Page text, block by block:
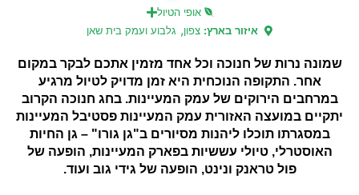
אופי הטיול
איזור בארץ: צפון, גלבוע ועמק בית שאן
שמונה נרות של חנוכה וכל אחד מזמין אתכם לבקר במקום
אחר. התקופה הנוכחית היא זמן מדויק לטיול מרגיע
במרחבים הירוקים של עמק המעיינות. בחג חנוכה הקרוב
יתקיים במועצה האזורית עמק המעיינות פסטיבל המעיינות
במסגרתו תוכלו ליהנות מסיורים ב"גן גורו" – גן החיות
האוסטרלי, טיולי עששיות בפארק המעיינות, הופעה של
פול טראנק ונינט, הופעה של גידי גוב ועוד.